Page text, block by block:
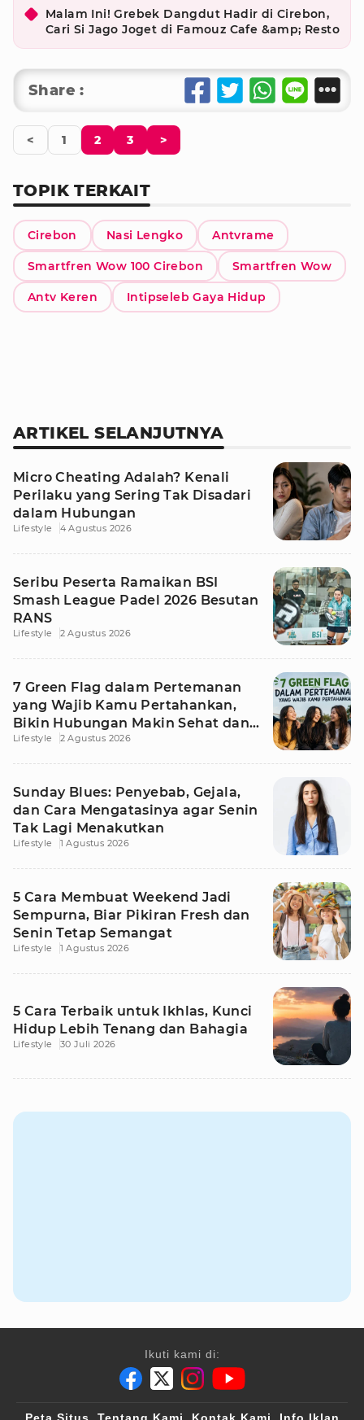
Malam Ini! Grebek Dangdut Hadir di Cirebon,
Cari Si Jago Joget di Famouz Cafe &amp; Resto
Share :
< 1 2 3 >
TOPIK TERKAIT
Cirebon Nasi Lengko Antvrame
Smartfren Wow 100 Cirebon Smartfren Wow
Antv Keren Intipseleb Gaya Hidup
ARTIKEL SELANJUTNYA
Micro Cheating Adalah? Kenali
Perilaku yang Sering Tak Disadari
dalam Hubungan
Lifestyle 4 Agustus 2026
Seribu Peserta Ramaikan BSI
Smash League Padel 2026 Besutan
RANS
Lifestyle 2 Agustus 2026
7 Green Flag dalam Pertemanan
yang Wajib Kamu Pertahankan,
Bikin Hubungan Makin Sehat dan
Awet
Lifestyle 2 Agustus 2026
Sunday Blues: Penyebab, Gejala,
dan Cara Mengatasinya agar Senin
Tak Lagi Menakutkan
Lifestyle 1 Agustus 2026
5 Cara Membuat Weekend Jadi
Sempurna, Biar Pikiran Fresh dan
Senin Tetap Semangat
Lifestyle 1 Agustus 2026
5 Cara Terbaik untuk Ikhlas, Kunci
Hidup Lebih Tenang dan Bahagia
Lifestyle 30 Juli 2026
Ikuti kami di: